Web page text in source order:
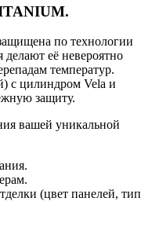
по технологии
её невероятно
температур.
с цилиндром Vela и
защиту.
вашей уникальной
(цвет панелей, тип